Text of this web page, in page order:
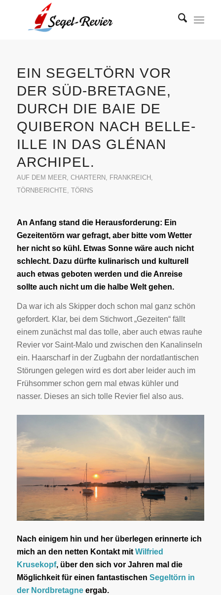
EIN SEGELTÖRN VOR
DER SÜD-BRETAGNE,
DURCH DIE BAIE DE
QUIBERON NACH BELLE-
ILLE IN DAS GLÉNAN
ARCHIPEL.
AUF DEM MEER, CHARTERN, FRANKREICH ,
TÖRNBERICHTE, TÖRNS
An Anfang stand die Herausforderung: Ein
Gezeitentörn war gefragt, aber bitte vom Wetter
her nicht so kühl. Etwas Sonne wäre auch nicht
schlecht. Dazu dürfte kulinarisch und kulturell
auch etwas geboten werden und die Anreise
sollte auch nicht um die halbe Welt gehen.
Da war ich als Skipper doch schon mal ganz schön
gefordert. Klar, bei dem Stichwort „Gezeiten“ fällt
einem zunächst mal das tolle, aber auch etwas rauhe
Revier vor Saint-Malo und zwischen den Kanalinseln
ein. Haarscharf in der Zugbahn der nordatlantischen
Störungen gelegen wird es dort aber leider auch im
Frühsommer schon gern mal etwas kühler und
nasser. Dieses an sich tolle Revier fiel also aus.
Nach einigem hin und her überlegen erinnerte ich
mich an den netten Kontakt mit Wilfried
Krusekopf, über den sich vor Jahren mal die
Möglichkeit für einen fantastischen Segeltörn in
der Nordbretagneergab.